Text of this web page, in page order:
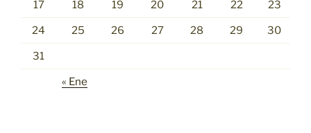
17 18 19 20 21 22 23
24 25 26 27 28 29 30
31
« Ene